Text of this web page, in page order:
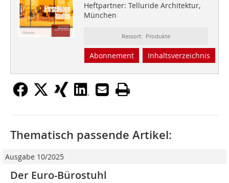
Heftpartner: Telluride Architektur,
München
Ressort: Produkte
Abonnement Inhaltsverzeichnis
Thematisch passende Artikel:
Ausgabe 10/2025
Der Euro-Bürostuhl